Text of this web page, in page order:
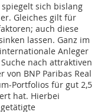
sich bislang
Gleiches gilt für
auch diese
lassen. Ganz im
Anleger
nach attraktiven
von BNP Paribas Real
Portfolios für gut 2,5
hat. Hierbei